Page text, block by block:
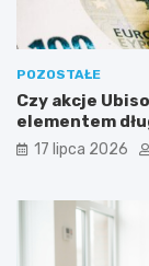
POZOSTAŁE
Czy akcje
elementem
17 lipca 2026